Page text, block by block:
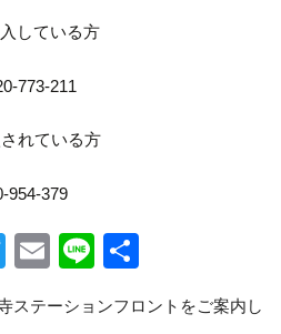
している方
773-211
れている方
954-379
T
tt
E
ail
Li
e
ステーションフロントをご案内し